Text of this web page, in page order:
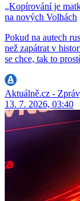
„Kopírování je
na nových Volhách
Pokud na autech
než zapátrat v
se chce, tak to
Aktuálně.cz -
13. 7. 2026, 03:40